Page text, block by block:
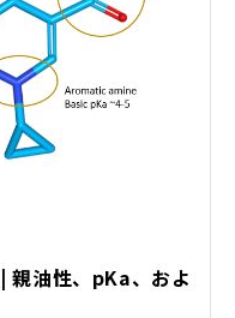
親油性、pKa、およ